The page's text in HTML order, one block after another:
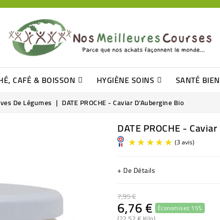
CAFÉ & BOISSON HYGIÈNE SOINS SANTÉ
De Légumes DATE PROCHE - Caviar D'Aubergine Bio
DATE PROCHE -
+ De Détails
7,95 €
6,76 € Économisez 15%